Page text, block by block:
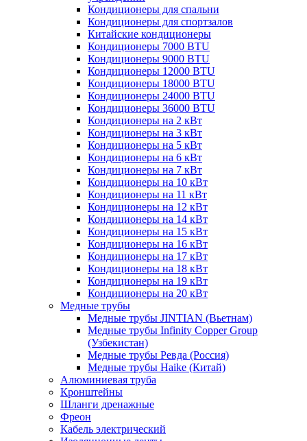
Кондиционеры для спальни
Кондиционеры для спортзалов
Китайские кондиционеры
Кондиционеры 7000 BTU
Кондиционеры 9000 BTU
Кондиционеры 12000 BTU
Кондиционеры 18000 BTU
Кондиционеры 24000 BTU
Кондиционеры 36000 BTU
Кондиционеры на 2 кВт
Кондиционеры на 3 кВт
Кондиционеры на 5 кВт
Кондиционеры на 6 кВт
Кондиционеры на 7 кВт
Кондиционеры на 10 кВт
Кондиционеры на 11 кВт
Кондиционеры на 12 кВт
Кондиционеры на 14 кВт
Кондиционеры на 15 кВт
Кондиционеры на 16 кВт
Кондиционеры на 17 кВт
Кондиционеры на 18 кВт
Кондиционеры на 19 кВт
Кондиционеры на 20 кВт
Медные трубы
Медные трубы JINTIAN (Вьетнам)
Медные трубы Infinity Copper Group
(Узбекистан)
Медные трубы Ревда (Россия)
Медные трубы Haike (Китай)
Алюминиевая труба
Кронштейны
Шланги дренажные
Фреон
Кабель электрический